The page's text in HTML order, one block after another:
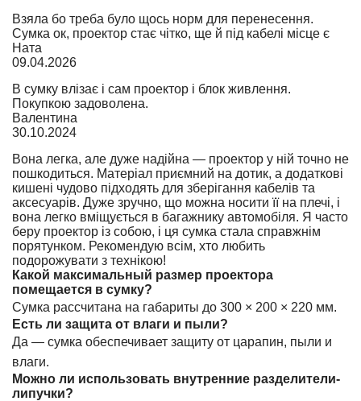
Взяла бо треба було щось норм для перенесення.
Сумка ок, проектор стає чітко, ще й під кабелі місце є
Ната
09.04.2026
В сумку влізає і сам проектор і блок живлення.
Покупкою задоволена.
Валентина
30.10.2024
Вона легка, але дуже надійна — проектор у ній точно не
пошкодиться. Матеріал приємний на дотик, а додаткові
кишені чудово підходять для зберігання кабелів та
аксесуарів. Дуже зручно, що можна носити її на плечі, і
вона легко вміщується в багажнику автомобіля. Я часто
беру проектор із собою, і ця сумка стала справжнім
порятунком. Рекомендую всім, хто любить
подорожувати з технікою!
Какой максимальный размер проектора
помещается в сумку?
Сумка рассчитана на габариты до 300 × 200 × 220 мм.
Есть ли защита от влаги и пыли?
Да — сумка обеспечивает защиту от царапин, пыли и
влаги.
Можно ли использовать внутренние разделители-
липучки?